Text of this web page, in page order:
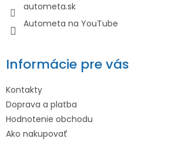
autometa.sk
Autometa na YouTube
Informácie pre vás
Kontakty
Doprava a platba
Hodnotenie obchodu
Ako nakupovať